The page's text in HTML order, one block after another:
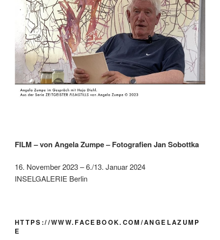
FILM – von Angela Zumpe – Fotografien Jan Sobottka
16. November 2023 – 6./13. Januar 2024
INSELGALERIE Berlin
HTTPS://WWW.FACEBOOK.COM/ANGELAZUMP
E